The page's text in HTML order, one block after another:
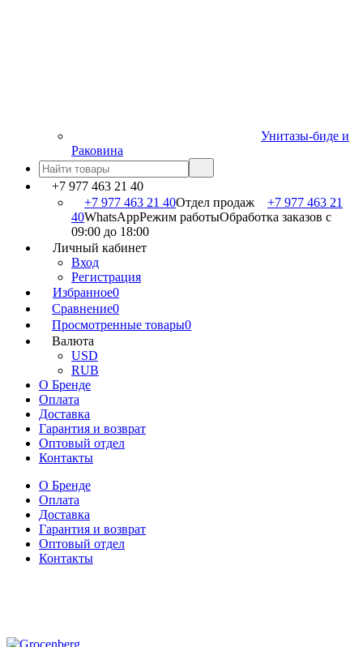
Унитазы-биде и
Раковина
+7 977 463 21 40
+7 977 463 21 40Отдел продаж
+7 977 463 21
40WhatsAppРежим работыОбработка заказов с
09:00 до 18:00
Личный кабинет
Вход
Регистрация
Избранное0
Сравнение0
Просмотренные товары0
Валюта
USD
RUB
О Бренде
Оплата
Доставка
Гарантия и возврат
Оптовый отдел
Контакты
О Бренде
Оплата
Доставка
Гарантия и возврат
Оптовый отдел
Контакты